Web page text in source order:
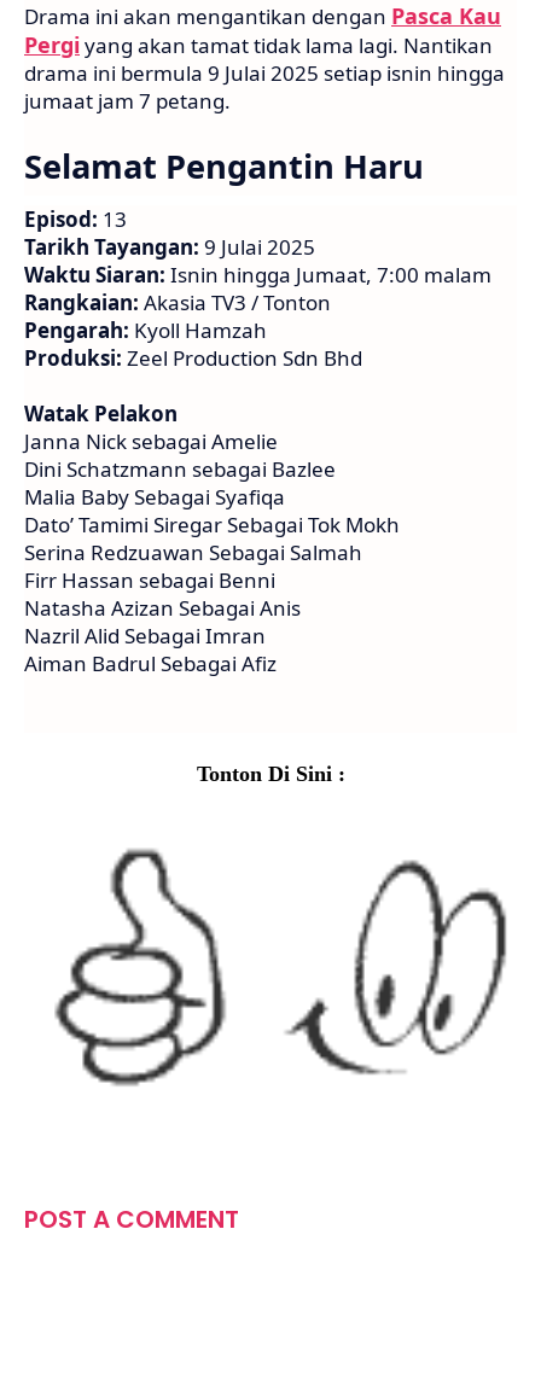
Drama ini akan mengantikan dengan Pasca Kau
Pergi yang akan tamat tidak lama lagi. Nantikan
drama ini bermula 9 Julai 2025 setiap isnin hingga
jumaat jam 7 petang.
Selamat Pengantin Haru
Episod: 13
Tarikh Tayangan: 9 Julai 2025
Waktu Siaran: Isnin hingga Jumaat, 7:00 malam
Rangkaian: Akasia TV3 / Tonton
Pengarah: Kyoll Hamzah
Produksi: Zeel Production Sdn Bhd
Watak Pelakon
Janna Nick sebagai Amelie
Dini Schatzmann sebagai Bazlee
Malia Baby Sebagai Syafiqa
Dato’ Tamimi Siregar Sebagai Tok Mokh
Serina Redzuawan Sebagai Salmah
Firr Hassan sebagai Benni
Natasha Azizan Sebagai Anis
Nazril Alid Sebagai Imran
Aiman Badrul Sebagai Afiz
Tonton Di Sini :
POST A COMMENT